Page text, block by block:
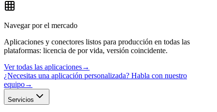
Navegar por el mercado
Aplicaciones y conectores listos para producción en todas las
plataformas: licencia de por vida, versión coincidente.
Ver todas las aplicaciones→
¿Necesitas una aplicación personalizada? Habla con nuestro
equipo→
Servicios